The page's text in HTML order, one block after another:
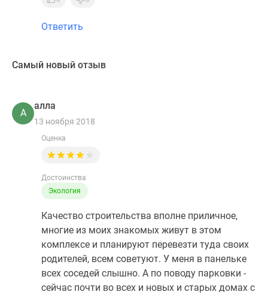
Ответить
Самый новый отзыв
А
алла
13 ноября 2018
Оценка
Достоинства
Экология
Качество строительства вполне приличное,
многие из моих знакомых живут в этом
комплексе и планируют перевезти туда своих
родителей, всем советуют. У меня в панельке
всех соседей слышно. А по поводу парковки -
сейчас почти во всех и новых и старых домах с